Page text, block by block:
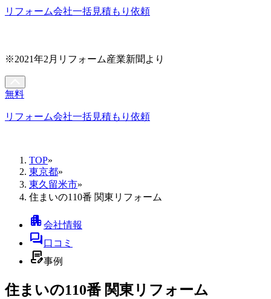
リフォーム会社一括見積もり依頼
※2021年2月リフォーム産業新聞より
無料
リフォーム会社一括見積もり依頼
TOP»
東京都»
東久留米市»
住まいの110番 関東リフォーム
apartment会社情報
forum口コミ
contract_edit事例
住まいの110番 関東リフォーム